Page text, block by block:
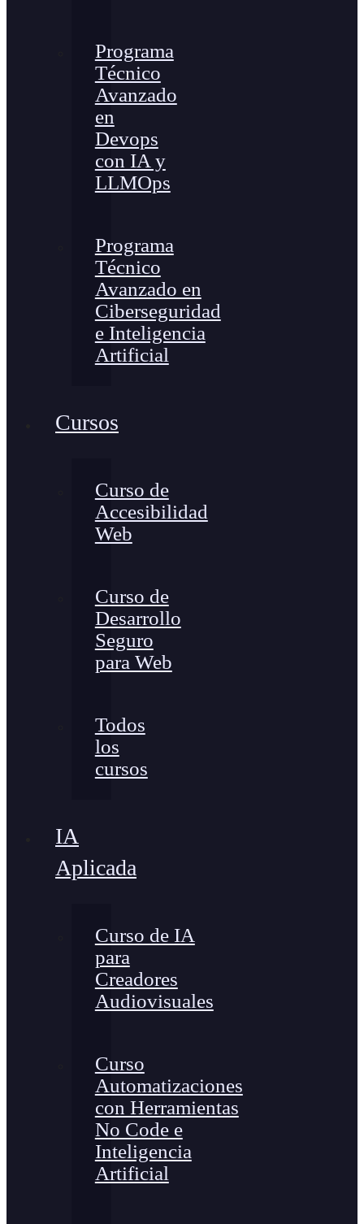
Programa
Técnico
Avanzado
en
Devops
con IA y
LLMOps
Programa
Técnico
Avanzado en
Ciberseguridad
e Inteligencia
Artificial
Cursos
Curso de
Accesibilidad
Web
Curso de
Desarrollo
Seguro
para Web
Todos
los
cursos
IA
Aplicada
Curso de IA
para
Creadores
Audiovisuales
Curso
Automatizaciones
con Herramientas
No Code e
Inteligencia
Artificial